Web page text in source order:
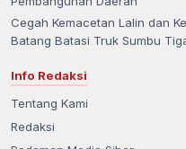
Cegah Kemacetan Lalin dan
Batang Batasi Truk Sumbu
Info Redaksi
Tentang Kami
Redaksi